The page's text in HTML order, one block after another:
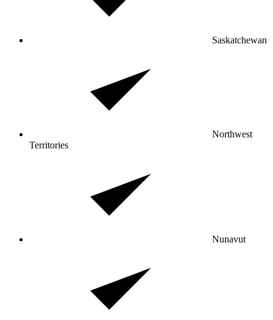
Saskatchewan
Northwest
Territories
Nunavut